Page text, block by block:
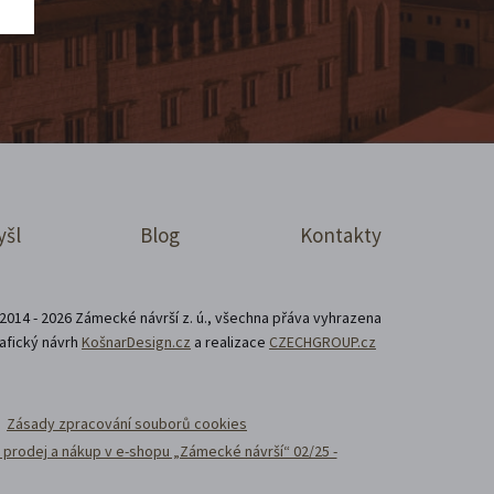
Blog Kontakty
- 2026 Zámecké návrší z. ú., všechna přáva vyhrazena
návrh KošnarDesign.cz a realizace CZECHGROUP.cz
Zásady zpracování souborů cookies
a nákup v e-shopu „Zámecké návrší“ 02/25 -